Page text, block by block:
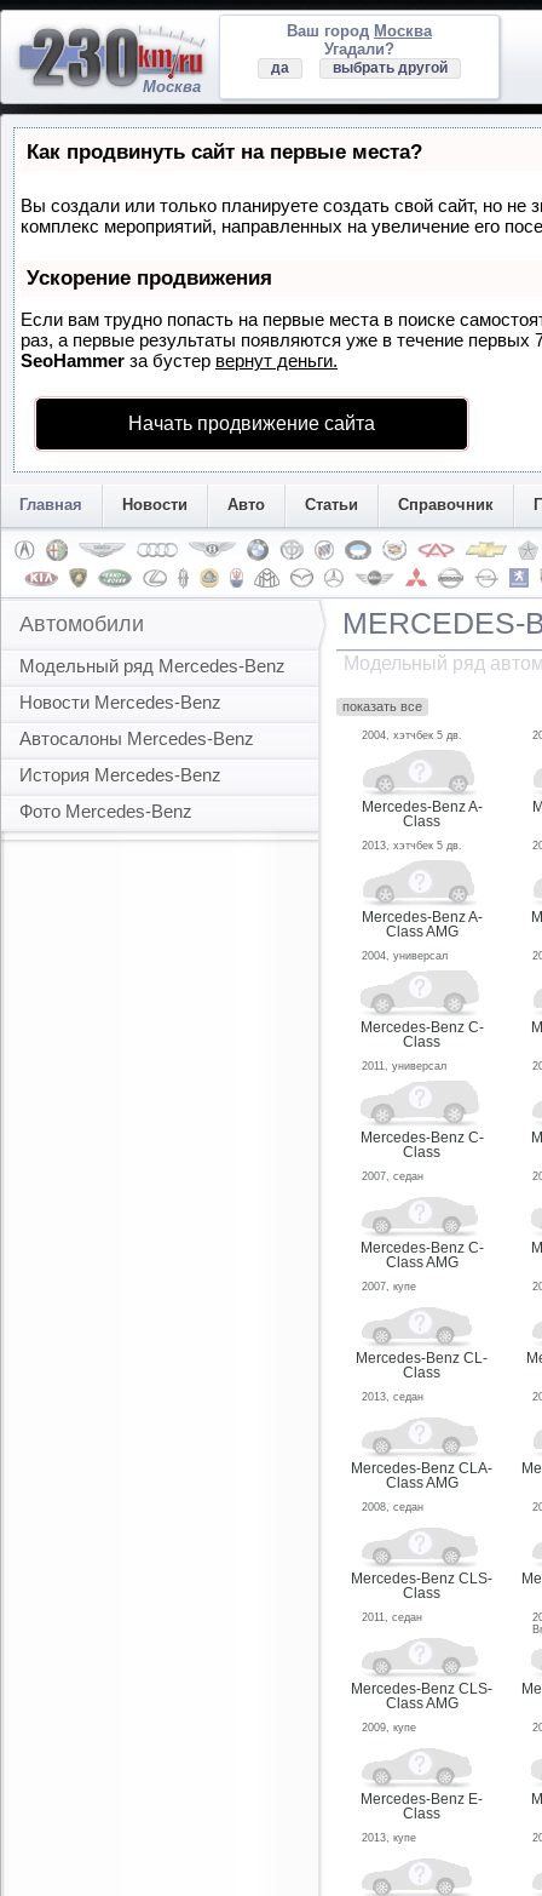
Москва
Ваш город Москва
Угадали?
да выбрать другой
Как продвинуть сайт на первые места?
Вы создали или только планируете создать свой сайт, но
комплекс мероприятий, направленных на увеличение его
Ускорение продвижения
Если вам трудно попасть на первые места в поиске
раз, а первые результаты появляются уже в течение
SeoHammer за бустер вернут деньги.
Начать продвижение сайта
Главная Новости Авто Статьи Справочник
Автомобили
Модельный ряд Mercedes-Benz
Новости Mercedes-Benz
Автосалоны Mercedes-Benz
История Mercedes-Benz
Фото Mercedes-Benz
MERCEDES-
Модельный ряд
показать все
2004, хэтчбек 5 дв.
Mercedes-Benz A-
Class
2013, хэтчбек 5 дв.
Mercedes-Benz A-
Class AMG
2004, универсал
Mercedes-Benz C-
Class
2011, универсал
Mercedes-Benz C-
Class
2007, седан
Mercedes-Benz C-
Class AMG
2007, купе
Mercedes-Benz CL-
Class
2013, седан
Mercedes-Benz CLA-
Class AMG
2008, седан
Mercedes-Benz CLS-
Class
2011, седан
Mercedes-Benz CLS-
Class AMG
2009, купе
Mercedes-Benz E-
Class
2013, купе